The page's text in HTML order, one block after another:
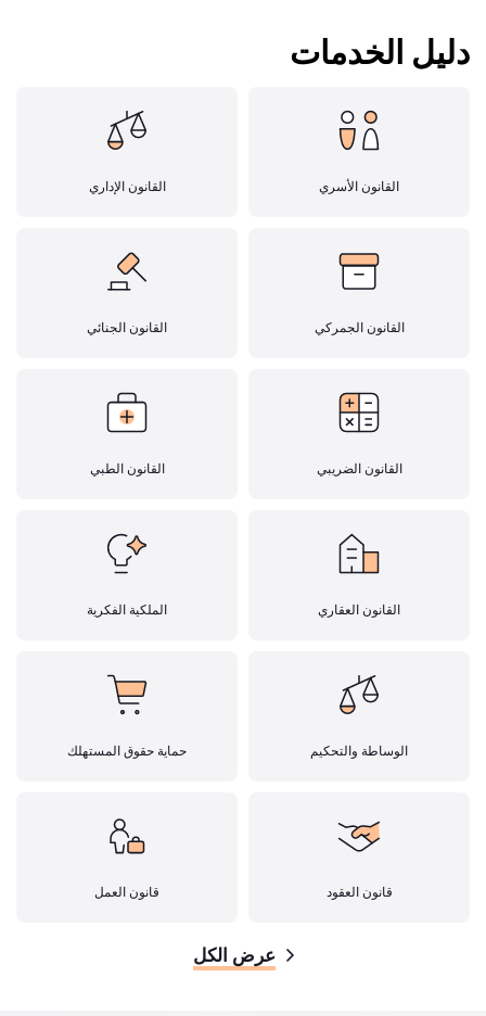
دليل الخدمات
القانون الأسري القانون الإداري
القانون الجمركي القانون الجنائي
القانون الضريبي القانون الطبي
القانون العقاري الملكية الفكرية
الوساطة والتحكيم حماية حقوق المستهلك
قانون العقود قانون العمل
عرض الكل